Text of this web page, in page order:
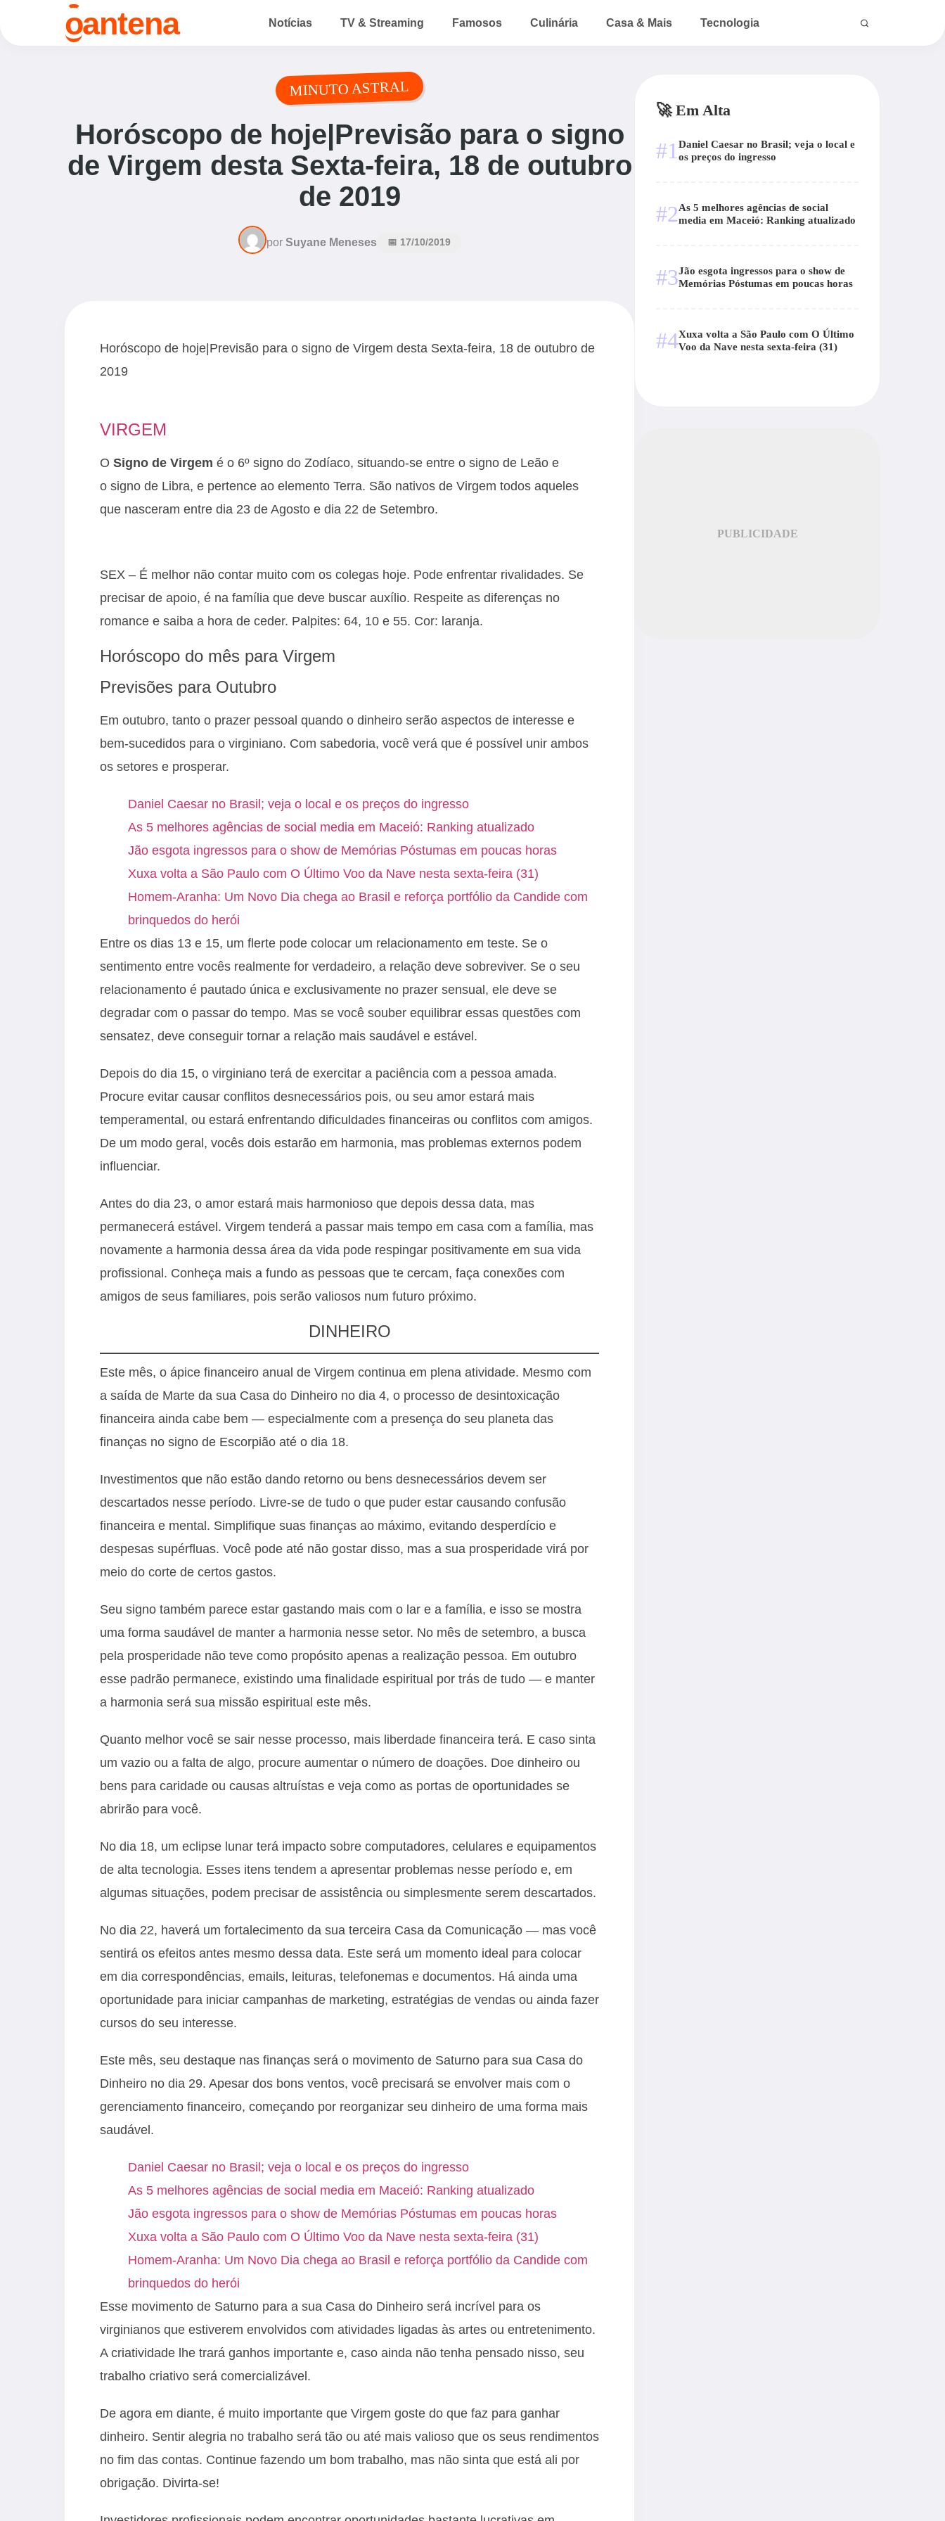
oantena Notícias TV & Streaming Famosos Culinária Casa & Mais Tecnologia
MINUTO ASTRAL
Horóscopo de hoje|Previsão para o signo
de Virgem desta Sexta-feira, 18 de outubro
de 2019
por Suyane Meneses 📅 17/10/2019
Horóscopo de hoje|Previsão para o signo de Virgem desta Sexta-feira, 18 de outubro de
2019
VIRGEM
O Signo de Virgem é o 6º signo do Zodíaco, situando-se entre o signo de Leão e
o signo de Libra, e pertence ao elemento Terra. São nativos de Virgem todos aqueles
que nasceram entre dia 23 de Agosto e dia 22 de Setembro.
SEX – É melhor não contar muito com os colegas hoje. Pode enfrentar rivalidades. Se
precisar de apoio, é na família que deve buscar auxílio. Respeite as diferenças no
romance e saiba a hora de ceder. Palpites: 64, 10 e 55. Cor: laranja.
Horóscopo do mês para Virgem
Previsões para Outubro
Em outubro, tanto o prazer pessoal quando o dinheiro serão aspectos de interesse e
bem-sucedidos para o virginiano. Com sabedoria, você verá que é possível unir ambos
os setores e prosperar.
Daniel Caesar no Brasil; veja o local e os preços do ingresso
As 5 melhores agências de social media em Maceió: Ranking atualizado
Jão esgota ingressos para o show de Memórias Póstumas em poucas horas
Xuxa volta a São Paulo com O Último Voo da Nave nesta sexta-feira (31)
Homem-Aranha: Um Novo Dia chega ao Brasil e reforça portfólio da Candide com
brinquedos do herói
Entre os dias 13 e 15, um flerte pode colocar um relacionamento em teste. Se o
sentimento entre vocês realmente for verdadeiro, a relação deve sobreviver. Se o seu
relacionamento é pautado única e exclusivamente no prazer sensual, ele deve se
degradar com o passar do tempo. Mas se você souber equilibrar essas questões com
sensatez, deve conseguir tornar a relação mais saudável e estável.
Depois do dia 15, o virginiano terá de exercitar a paciência com a pessoa amada.
Procure evitar causar conflitos desnecessários pois, ou seu amor estará mais
temperamental, ou estará enfrentando dificuldades financeiras ou conflitos com amigos.
De um modo geral, vocês dois estarão em harmonia, mas problemas externos podem
influenciar.
Antes do dia 23, o amor estará mais harmonioso que depois dessa data, mas
permanecerá estável. Virgem tenderá a passar mais tempo em casa com a família, mas
novamente a harmonia dessa área da vida pode respingar positivamente em sua vida
profissional. Conheça mais a fundo as pessoas que te cercam, faça conexões com
amigos de seus familiares, pois serão valiosos num futuro próximo.
DINHEIRO
Este mês, o ápice financeiro anual de Virgem continua em plena atividade. Mesmo com
a saída de Marte da sua Casa do Dinheiro no dia 4, o processo de desintoxicação
financeira ainda cabe bem — especialmente com a presença do seu planeta das
finanças no signo de Escorpião até o dia 18.
Investimentos que não estão dando retorno ou bens desnecessários devem ser
descartados nesse período. Livre-se de tudo o que puder estar causando confusão
financeira e mental. Simplifique suas finanças ao máximo, evitando desperdício e
despesas supérfluas. Você pode até não gostar disso, mas a sua prosperidade virá por
meio do corte de certos gastos.
Seu signo também parece estar gastando mais com o lar e a família, e isso se mostra
uma forma saudável de manter a harmonia nesse setor. No mês de setembro, a busca
pela prosperidade não teve como propósito apenas a realização pessoa. Em outubro
esse padrão permanece, existindo uma finalidade espiritual por trás de tudo — e manter
a harmonia será sua missão espiritual este mês.
Quanto melhor você se sair nesse processo, mais liberdade financeira terá. E caso sinta
um vazio ou a falta de algo, procure aumentar o número de doações. Doe dinheiro ou
bens para caridade ou causas altruístas e veja como as portas de oportunidades se
abrirão para você.
No dia 18, um eclipse lunar terá impacto sobre computadores, celulares e equipamentos
de alta tecnologia. Esses itens tendem a apresentar problemas nesse período e, em
algumas situações, podem precisar de assistência ou simplesmente serem descartados.
No dia 22, haverá um fortalecimento da sua terceira Casa da Comunicação — mas você
sentirá os efeitos antes mesmo dessa data. Este será um momento ideal para colocar
em dia correspondências, emails, leituras, telefonemas e documentos. Há ainda uma
oportunidade para iniciar campanhas de marketing, estratégias de vendas ou ainda fazer
cursos do seu interesse.
Este mês, seu destaque nas finanças será o movimento de Saturno para sua Casa do
Dinheiro no dia 29. Apesar dos bons ventos, você precisará se envolver mais com o
gerenciamento financeiro, começando por reorganizar seu dinheiro de uma forma mais
saudável.
Daniel Caesar no Brasil; veja o local e os preços do ingresso
As 5 melhores agências de social media em Maceió: Ranking atualizado
Jão esgota ingressos para o show de Memórias Póstumas em poucas horas
Xuxa volta a São Paulo com O Último Voo da Nave nesta sexta-feira (31)
Homem-Aranha: Um Novo Dia chega ao Brasil e reforça portfólio da Candide com
brinquedos do herói
Esse movimento de Saturno para a sua Casa do Dinheiro será incrível para os
virginianos que estiverem envolvidos com atividades ligadas às artes ou entretenimento.
A criatividade lhe trará ganhos importante e, caso ainda não tenha pensado nisso, seu
trabalho criativo será comercializável.
De agora em diante, é muito importante que Virgem goste do que faz para ganhar
dinheiro. Sentir alegria no trabalho será tão ou até mais valioso que os seus rendimentos
no fim das contas. Continue fazendo um bom trabalho, mas não sinta que está ali por
obrigação. Divirta-se!
🚀 Em Alta
#1 Daniel Caesar no Brasil; veja o local e
os preços do ingresso
#2As 5 melhores agências de social
media em Maceió: Ranking atualizado
#3Jão esgota ingressos para o show de
Memórias Póstumas em poucas horas
#4Xuxa volta a São Paulo com O Último
Voo da Nave nesta sexta-feira (31)
PUBLICIDADE